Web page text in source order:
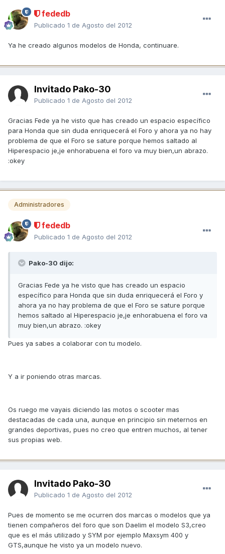
fededb
Publicado 1 de Agosto del 2012
Ya he creado algunos modelos de Honda, continuare.
Invitado Pako-30
Publicado 1 de Agosto del 2012
Gracias Fede ya he visto que has creado un espacio específico
para Honda que sin duda enriquecerá el Foro y ahora ya no hay
problema de que el Foro se sature porque hemos saltado al
Hiperespacio je,je enhorabuena el foro va muy bien,un abrazo.
:okey
Administradores
fededb
Publicado 1 de Agosto del 2012
Pako-30 dijo:
Gracias Fede ya he visto que has creado un espacio
específico para Honda que sin duda enriquecerá el Foro y
ahora ya no hay problema de que el Foro se sature porque
hemos saltado al Hiperespacio je,je enhorabuena el foro va
muy bien,un abrazo. :okey
Pues ya sabes a colaborar con tu modelo.
Y a ir poniendo otras marcas.
Os ruego me vayais diciendo las motos o scooter mas
destacadas de cada una, aunque en principio sin meternos en
grandes deportivas, pues no creo que entren muchos, al tener
sus propias web.
Invitado Pako-30
Publicado 1 de Agosto del 2012
Pues de momento se me ocurren dos marcas o modelos que ya
tienen compañeros del foro que son Daelim el modelo S3,creo
que es el más utilizado y SYM por ejemplo Maxsym 400 y
GTS,aunque he visto ya un modelo nuevo.